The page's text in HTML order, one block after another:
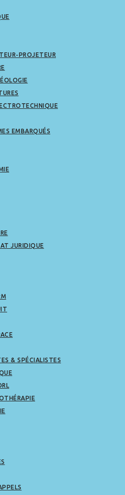
PROJETEUR
EMBARQUÉS
JURIDIQUE
& SPÉCIALISTES